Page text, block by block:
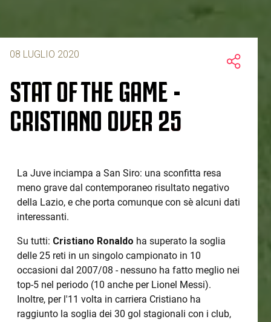
08 LUGLIO 2020
STAT OF THE GAME -
CRISTIANO OVER 25
La Juve inciampa a San Siro: una sconfitta resa
meno grave dal contemporaneo risultato negativo
della Lazio, e che porta comunque con sè alcuni dati
interessanti.
Su tutti: Cristiano Ronaldo ha superato la soglia
delle 25 reti in un singolo campionato in 10
occasioni dal 2007/08 - nessuno ha fatto meglio nei
top-5 nel periodo (10 anche per Lionel Messi).
Inoltre, per l'11 volta in carriera Cristiano ha
raggiunto la soglia dei 30 gol stagionali con i club,